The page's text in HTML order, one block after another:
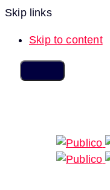
Skip links
Skip to content